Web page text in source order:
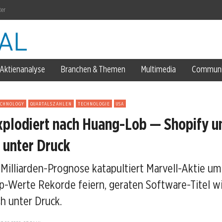
Aktienanalyse Branchen & Themen Multimedia
QUARTALSZAHLEN TECHNOLOGIE USA
nach Huang-Lob — Shopify
Druck
Prognose katapultiert Marvell-Aktie
Werte Rekorde feiern, geraten Software-Titel
unter Druck.